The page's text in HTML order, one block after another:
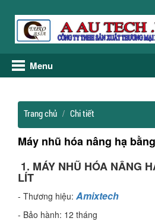
Menu
Trang chủ Chi tiết
Máy nhũ hóa nâng hạ
1. MÁY NHŨ HÓA NÂNG
LÍT
- Thương hiệu: Amixtech
- Bảo hành: 12 tháng